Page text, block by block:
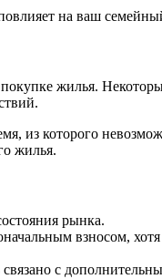
на ваш
жилья.
из которого
жилья.
рынка.
взносом,
с